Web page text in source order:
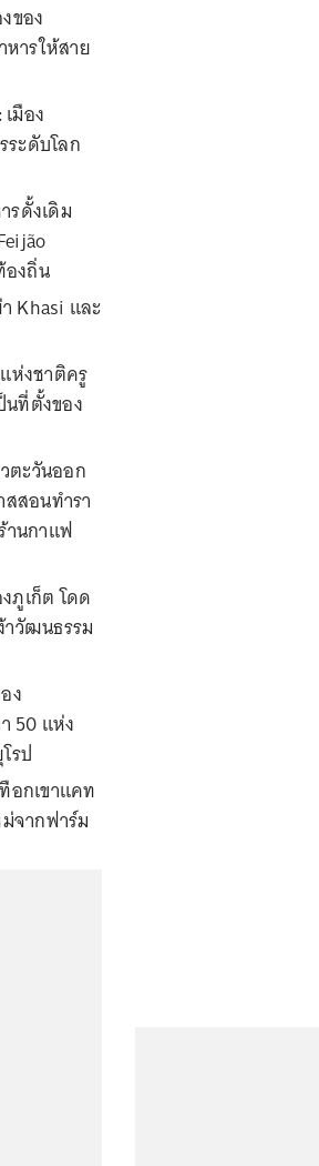
ของ
ารให้สาย
เมือง
ะดับโลก
รดั้งเดิม
องถิ่น
Khasi และ
ห่งชาติครู
นที่ตั้งของ
ตะวันออก
สอนทำรา
านกาแฟ
ภูเก็ต โดด
วัฒนธรรม
ง
50 แห่ง
รป
อกเขาแคท
จากฟาร์ม